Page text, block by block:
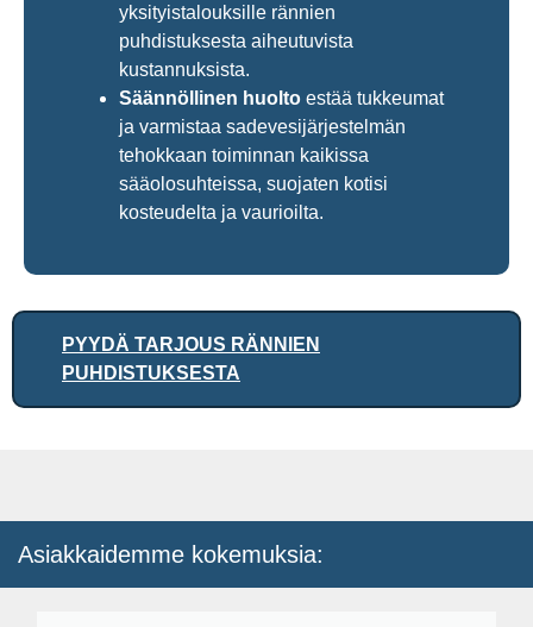
yksityistalouksille rännien
puhdistuksesta aiheutuvista
kustannuksista.
Säännöllinen huolto estää tukkeumat
ja varmistaa sadevesijärjestelmän
tehokkaan toiminnan kaikissa
sääolosuhteissa, suojaten kotisi
kosteudelta ja vaurioilta.
PYYDÄ TARJOUS RÄNNIEN
PUHDISTUKSESTA
Asiakkaidemme kokemuksia: